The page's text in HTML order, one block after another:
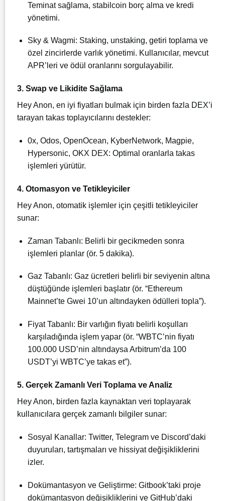
Teminat sağlama, stabilcoin borç alma ve kredi
yönetimi.
Sky & Wagmi: Staking, unstaking, getiri toplama ve
özel zincirlerde varlık yönetimi. Kullanıcılar, mevcut
APR’leri ve ödül oranlarını sorgulayabilir.
3. Swap ve Likidite Sağlama
Hey Anon, en iyi fiyatları bulmak için birden fazla DEX’i
tarayan takas toplayıcılarını destekler:
0x, Odos, OpenOcean, KyberNetwork, Magpie,
Hypersonic, OKX DEX: Optimal oranlarla takas
işlemleri yürütür.
4. Otomasyon ve Tetikleyiciler
Hey Anon, otomatik işlemler için çeşitli tetikleyiciler
sunar:
Zaman Tabanlı: Belirli bir gecikmeden sonra
işlemleri planlar (ör. 5 dakika).
Gaz Tabanlı: Gaz ücretleri belirli bir seviyenin altına
düştüğünde işlemleri başlatır (ör. “Ethereum
Mainnet’te Gwei 10’un altındayken ödülleri topla”).
Fiyat Tabanlı: Bir varlığın fiyatı belirli koşulları
karşıladığında işlem yapar (ör. “WBTC’nin fiyatı
100.000 USD’nin altındaysa Arbitrum’da 100
USDT’yi WBTC’ye takas et”).
5. Gerçek Zamanlı Veri Toplama ve Analiz
Hey Anon, birden fazla kaynaktan veri toplayarak
kullanıcılara gerçek zamanlı bilgiler sunar:
Sosyal Kanallar: Twitter, Telegram ve Discord’daki
duyuruları, tartışmaları ve hissiyat değişikliklerini
izler.
Dokümantasyon ve Geliştirme: Gitbook’taki proje
dokümantasyon değişikliklerini ve GitHub’daki